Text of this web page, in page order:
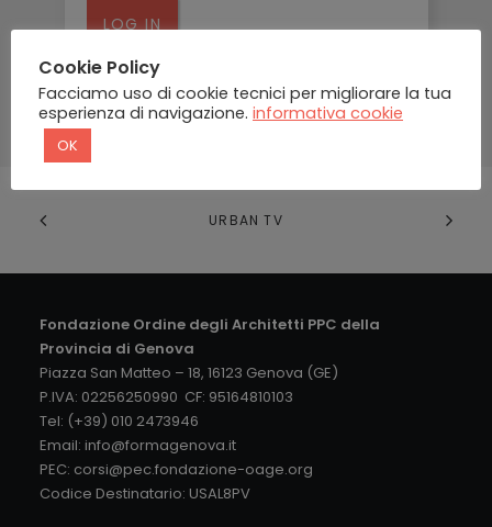
LOG IN
Password dimenticata?
URBAN TV
Fondazione Ordine degli Architetti PPC della
Provincia di Genova
Piazza San Matteo – 18, 16123 Genova (GE)
P.IVA: 02256250990 CF: 95164810103
Tel: (+39) 010 2473946
Email: info@formagenova.it
PEC: corsi@pec.fondazione-oage.org
Codice Destinatario: USAL8PV
Cookie Policy
Facciamo uso di cookie tecnici per migliorare la tua
esperienza di navigazione. informativa cookie
OK